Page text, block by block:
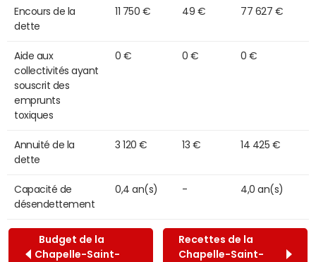
Encours de la
dette
11 750 € 49 € 77 627 €
Aide aux
collectivités ayant
souscrit des
emprunts
toxiques
0 € 0 € 0 €
Annuité de la
dette
3 120 € 13 € 14 425 €
Capacité de
désendettement
0,4 an(s) - 4,0 an(s)
Budget de la
Chapelle-Saint-
Recettes de la
Chapelle-Saint-